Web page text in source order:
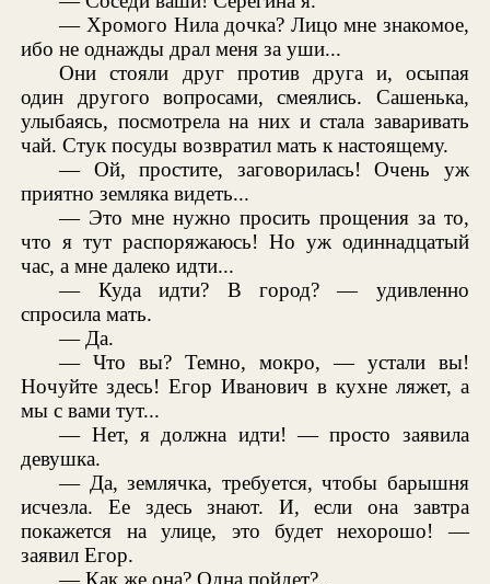
— Хромого Нила дочка? Лицо мне знакомое,
ибо не однажды драл меня за уши...
Они стояли друг против друга и, осыпая
один другого вопросами, смеялись. Сашенька,
улыбаясь, посмотрела на них и стала заваривать
чай. Стук посуды возвратил мать к настоящему.
— Ой, простите, заговорилась! Очень уж
приятно земляка видеть...
— Это мне нужно просить прощения за то,
что я тут распоряжаюсь! Но уж одиннадцатый
час, а мне далеко идти...
— Куда идти? В город? — удивленно
спросила мать.
— Да.
— Что вы? Темно, мокро, — устали вы!
Ночуйте здесь! Егор Иванович в кухне ляжет, а
мы с вами тут...
— Нет, я должна идти! — просто заявила
девушка.
— Да, землячка, требуется, чтобы барышня
исчезла. Ее здесь знают. И, если она завтра
покажется на улице, это будет нехорошо! —
заявил Егор.
— Как же она? Одна пойдет?..